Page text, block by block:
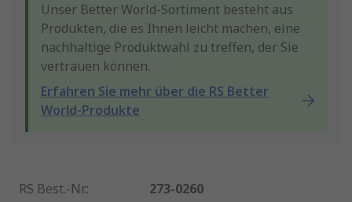
Unser Better World-Sortiment besteht aus
Produkten, die es Ihnen leicht machen, eine
nachhaltige Produktwahl zu treffen, der Sie
vertrauen können.
Erfahren Sie mehr über die RS Better
World-Produkte
RS Best.-Nr.:
273-0260